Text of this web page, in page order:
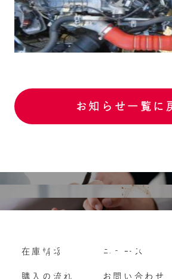
お知らせ一覧に
購入の流れ
よくいただくご質問
Vehicle purchase
車両買い取り
在庫情報
購入の流れ
ニュース
お問い合わせ